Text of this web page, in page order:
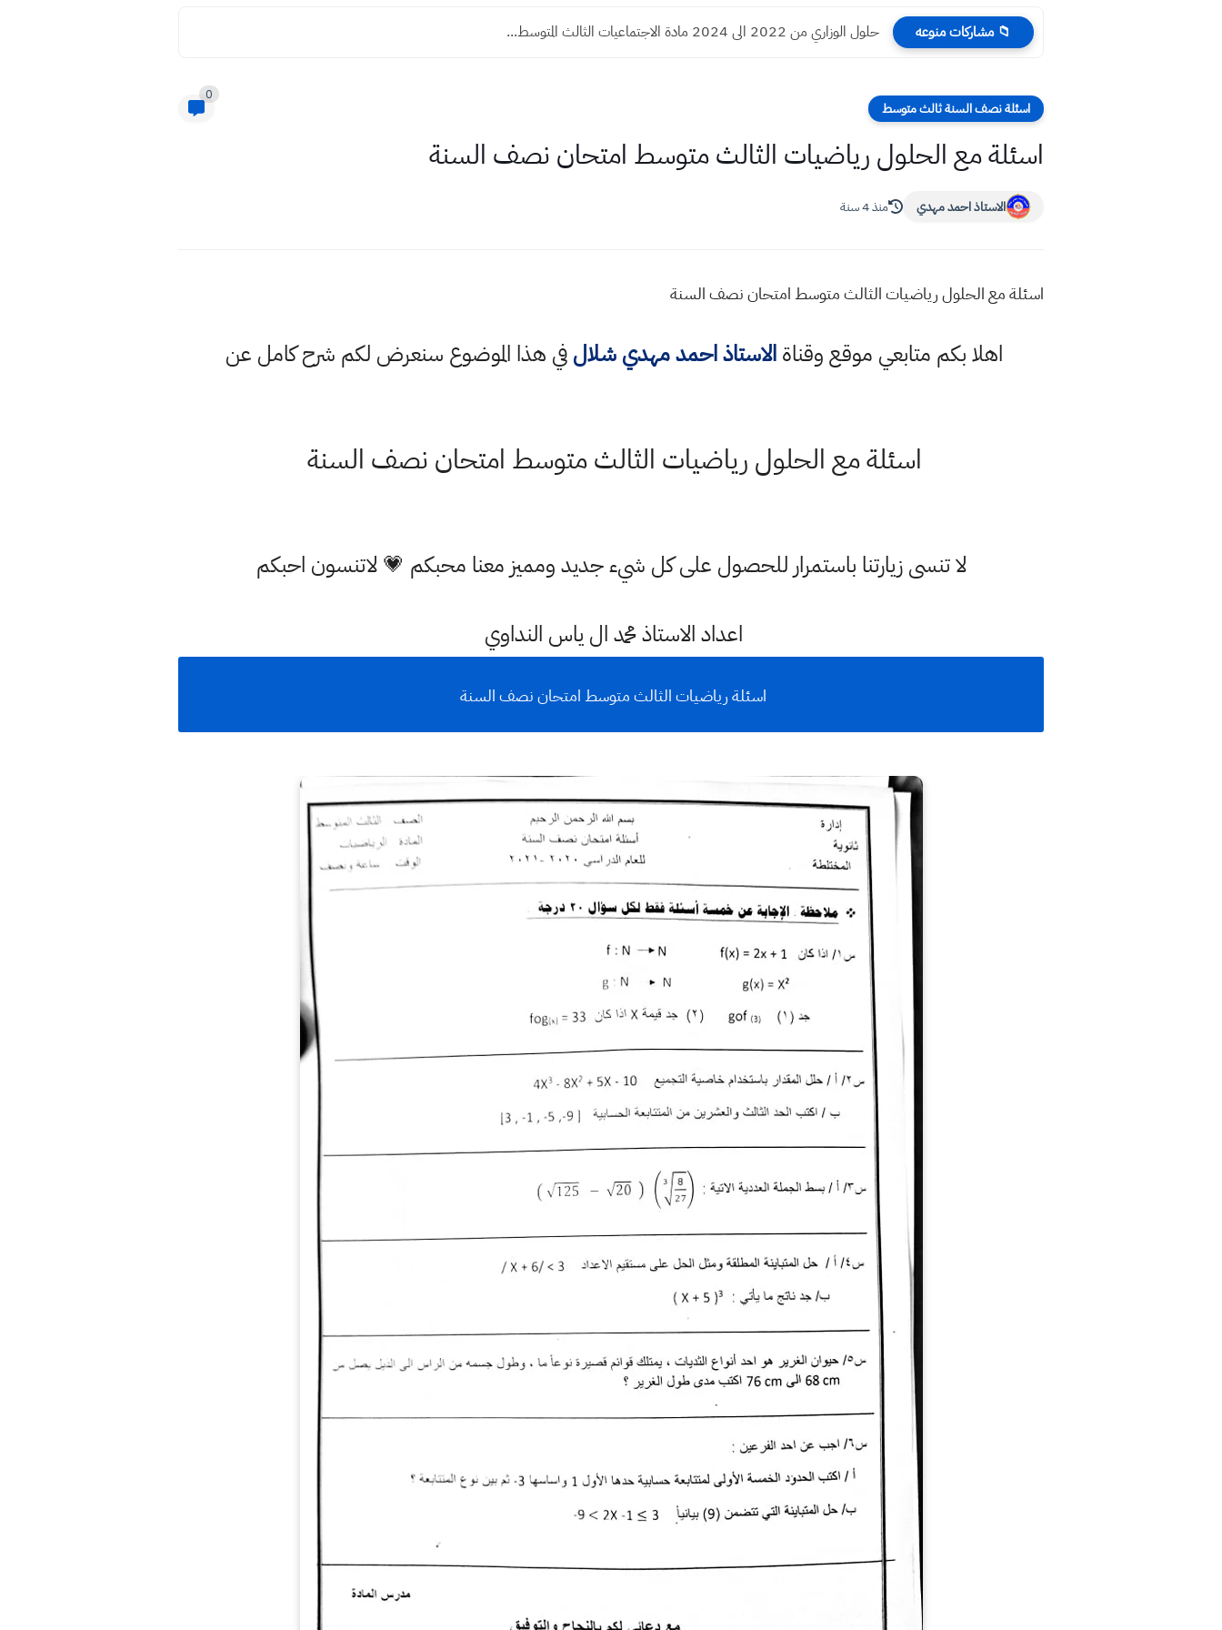
📁 مشاركات منوعه حلول الوزاري من 2022 الى 2024 مادة الاجتماعيات الثالث المتوسط...
اسئلة نصف السنة ثالث متوسط
0
اسئلة مع الحلول رياضيات الثالث متوسط امتحان نصف السنة
الاستاذ احمد مهدي منذ 4 سنة
اسئلة مع الحلول رياضيات الثالث متوسط امتحان نصف السنة
اهلا بكم متابعي موقع وقناةالاستاذ احمد مهدي شلالفي هذا الموضوع سنعرض لكم شرح كامل عن
اسئلة مع الحلول رياضيات الثالث متوسط امتحان نصف السنة
لا تنسى زيارتنا باستمرار للحصول على كل شيء جديد ومميز معنا محبكم 💗 لاتنسون احبكم
اعداد الاستاذ محمد ال ياس النداوي
اسئلة رياضيات الثالث متوسط امتحان نصف السنة